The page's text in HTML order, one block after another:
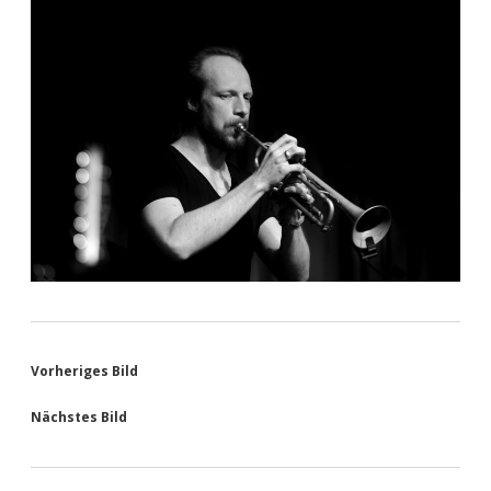
Vorheriges Bild
Nächstes Bild